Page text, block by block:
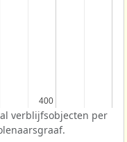
400
400
verblijfsobjecten per